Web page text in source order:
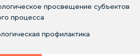
просвещение субъектов
процесса
профилактика